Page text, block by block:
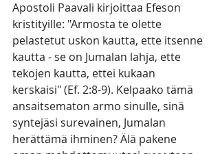
Apostoli Paavali kirjoittaa Efeson
kristityille: "Armosta te olette
pelastetut uskon kautta, ette itsenne
kautta - se on Jumalan lahja, ette
tekojen kautta, ettei kukaan
kerskaisi" (Ef. 2:8-9). Kelpaako tämä
ansaitsematon armo sinulle, sinä
syntejäsi surevainen, Jumalan
herättämä ihminen? Älä pakene